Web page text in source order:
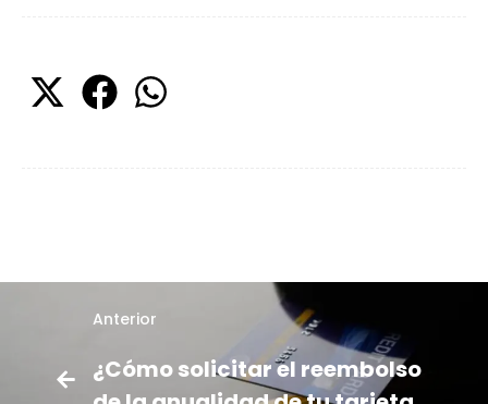
Anterior
¿Cómo solicitar el reembolso